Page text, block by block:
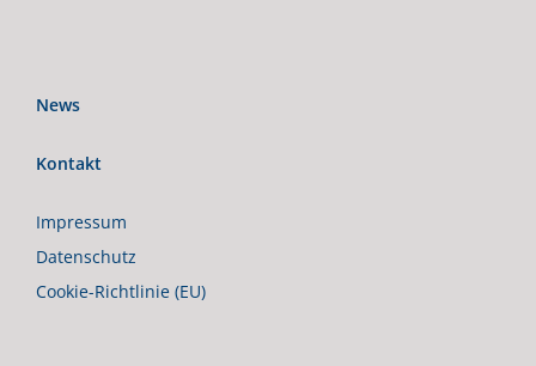
News
Kontakt
Impressum
Datenschutz
Cookie-Richtlinie (EU)